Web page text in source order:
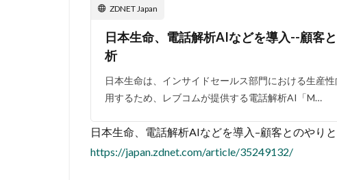
ZDNET Japan
日本生命、電話解析AIなどを導入--顧客
析
日本生命は、インサイドセールス部門における生産
用するため、レブコムが提供する電話解析AI「M…
日本生命、電話解析AIなどを導入–顧客とのやり
https://japan.zdnet.com/article/35249132/